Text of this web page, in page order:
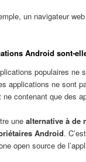
un navigateur
Android sont-
populaires ne
applications ne sont
ne contenant que des
unealternative à de
Android.
open source de